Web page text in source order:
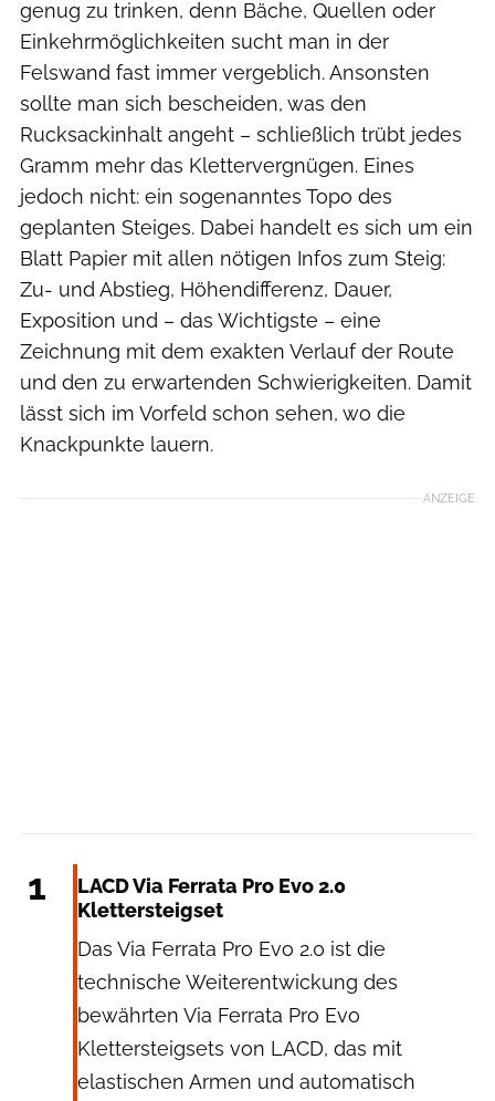
genug zu trinken, denn Bäche, Quellen oder
Einkehrmöglichkeiten sucht man in der
Felswand fast immer vergeblich. Ansonsten
sollte man sich bescheiden, was den
Rucksackinhalt angeht – schließlich trübt jedes
Gramm mehr das Klettervergnügen. Eines
jedoch nicht: ein sogenanntes Topo des
geplanten Steiges. Dabei handelt es sich um ein
Blatt Papier mit allen nötigen Infos zum Steig:
Zu- und Abstieg, Höhendifferenz, Dauer,
Exposition und – das Wichtigste – eine
Zeichnung mit dem exakten Verlauf der Route
und den zu erwartenden Schwierigkeiten. Damit
lässt sich im Vorfeld schon sehen, wo die
Knackpunkte lauern.
ANZEIGE
1
LACD Via Ferrata Pro Evo 2.0
Klettersteigset
Das Via Ferrata Pro Evo 2.0 ist die
technische Weiterentwickung des
bewährten Via Ferrata Pro Evo
Klettersteigsets von LACD, das mit
elastischen Armen und automatisch